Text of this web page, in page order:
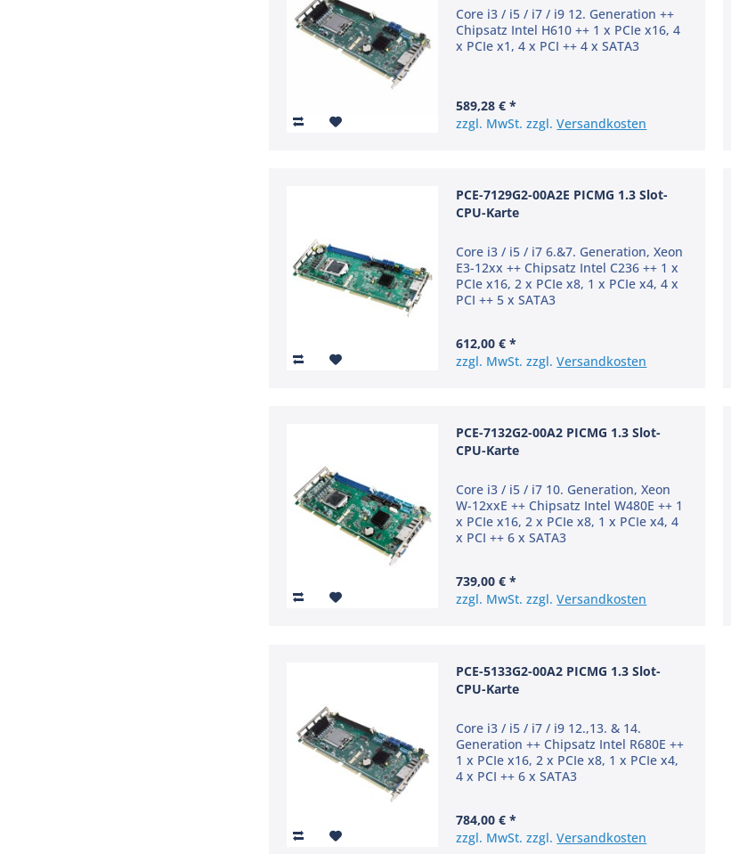
Core i3 / i5 / i7 / i9 12. Generation ++
Chipsatz Intel H610 ++ 1 x PCIe x16, 4
x PCIe x1, 4 x PCI ++ 4 x SATA3
589,28 € *
zzgl. MwSt. zzgl.Versandkosten
PCE-7129G2-00A2E PICMG 1.3 Slot-
CPU-Karte
Core i3 / i5 / i7 6.&7. Generation, Xeon
E3-12xx ++ Chipsatz Intel C236 ++ 1 x
PCIe x16, 2 x PCIe x8, 1 x PCIe x4, 4 x
PCI ++ 5 x SATA3
612,00 € *
zzgl. MwSt. zzgl.Versandkosten
PCE-7132G2-00A2 PICMG 1.3 Slot-
CPU-Karte
Core i3 / i5 / i7 10. Generation, Xeon
W-12xxE ++ Chipsatz Intel W480E ++ 1
x PCIe x16, 2 x PCIe x8, 1 x PCIe x4, 4
x PCI ++ 6 x SATA3
739,00 € *
zzgl. MwSt. zzgl.Versandkosten
PCE-5133G2-00A2 PICMG 1.3 Slot-
CPU-Karte
Core i3 / i5 / i7 / i9 12.,13. & 14.
Generation ++ Chipsatz Intel R680E ++
1 x PCIe x16, 2 x PCIe x8, 1 x PCIe x4,
4 x PCI ++ 6 x SATA3
784,00 € *
zzgl. MwSt. zzgl.Versandkosten